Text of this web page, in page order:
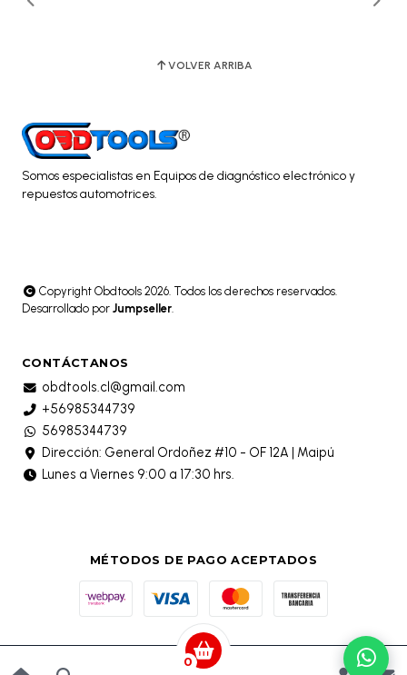
0
VOLVER ARRIBA
Somos especialistas en Equipos de diagnóstico electrónico y
repuestos automotrices.
Copyright Obdtools 2026. Todos los derechos reservados.
Desarrollado por Jumpseller.
CONTÁCTANOS
obdtools.cl@gmail.com
+56985344739
56985344739
Dirección: General Ordoñez #10 - OF 12A | Maipú
Lunes a Viernes 9:00 a 17:30 hrs.
MÉTODOS DE PAGO ACEPTADOS